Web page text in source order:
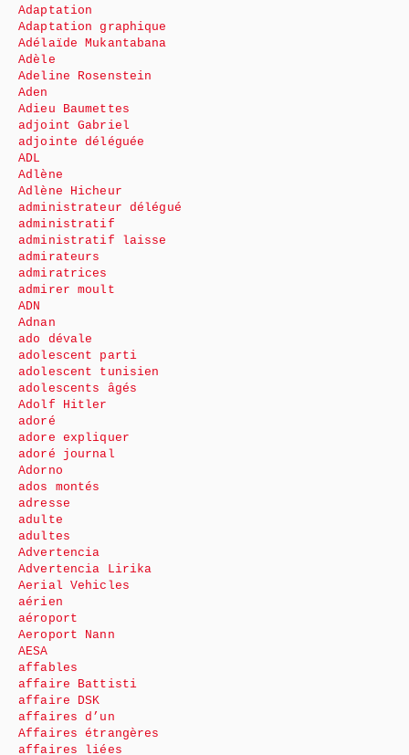
Adaptation
Adaptation graphique
Adélaïde Mukantabana
Adèle
Adeline Rosenstein
Aden
Adieu Baumettes
adjoint Gabriel
adjointe déléguée
ADL
Adlène
Adlène Hicheur
administrateur délégué
administratif
administratif laisse
admirateurs
admiratrices
admirer moult
ADN
Adnan
ado dévale
adolescent parti
adolescent tunisien
adolescents âgés
Adolf Hitler
adoré
adore expliquer
adoré journal
Adorno
ados montés
adresse
adulte
adultes
Advertencia
Advertencia Lirika
Aerial Vehicles
aérien
aéroport
Aeroport Nann
AESA
affables
affaire Battisti
affaire DSK
affaires d’un
Affaires étrangères
affaires liées